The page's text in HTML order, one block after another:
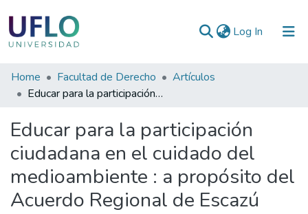
Log In (current)
Communities
&
All of RIUFLO
Statistics
Home Facultad de Derecho
Artículos
Educar para la participación ciudadana en el cuidado del medioambiente : a propósito del Acuerdo Regional de Escazú
Educar para la participación
ciudadana en el cuidado del
medioambiente : a propósito del
Acuerdo Regional de Escazú